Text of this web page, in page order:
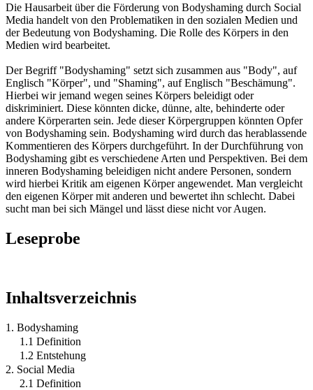
Die Hausarbeit über die Förderung von Bodyshaming durch Social
Media handelt von den Problematiken in den sozialen Medien und
der Bedeutung von Bodyshaming. Die Rolle des Körpers in den
Medien wird bearbeitet.
Der Begriff "Bodyshaming" setzt sich zusammen aus "Body", auf
Englisch "Körper", und "Shaming", auf Englisch "Beschämung".
Hierbei wir jemand wegen seines Körpers beleidigt oder
diskriminiert. Diese könnten dicke, dünne, alte, behinderte oder
andere Körperarten sein. Jede dieser Körpergruppen könnten Opfer
von Bodyshaming sein. Bodyshaming wird durch das herablassende
Kommentieren des Körpers durchgeführt. In der Durchführung von
Bodyshaming gibt es verschiedene Arten und Perspektiven. Bei dem
inneren Bodyshaming beleidigen nicht andere Personen, sondern
wird hierbei Kritik am eigenen Körper angewendet. Man vergleicht
den eigenen Körper mit anderen und bewertet ihn schlecht. Dabei
sucht man bei sich Mängel und lässt diese nicht vor Augen.
Leseprobe
Inhaltsverzeichnis
1. Bodyshaming
1.1 Definition
1.2 Entstehung
2. Social Media
2.1 Definition